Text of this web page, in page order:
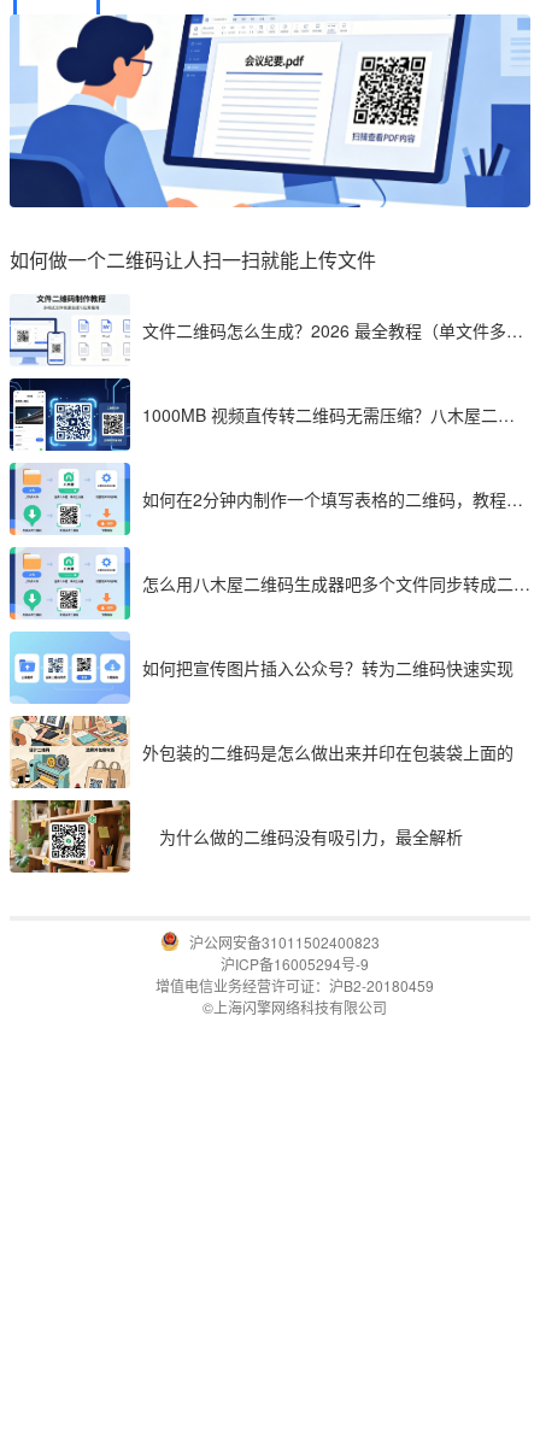
如何做一个二维码让人扫一扫就能上传文件
文件二维码怎么生成？2026 最全教程（单文件多文
1000MB 视频直传转二维码无需压缩？八木屋二维
如何在2分钟内制作一个填写表格的二维码，教程分
怎么用八木屋二维码生成器吧多个文件同步转成二维
如何把宣传图片插入公众号？转为二维码快速实现
外包装的二维码是怎么做出来并印在包装袋上面的
为什么做的二维码没有吸引力，最全解析
沪公网安备31011502400823
沪ICP备16005294号-9
增值电信业务经营许可证：沪B2-20180459
©上海闪擎网络科技有限公司